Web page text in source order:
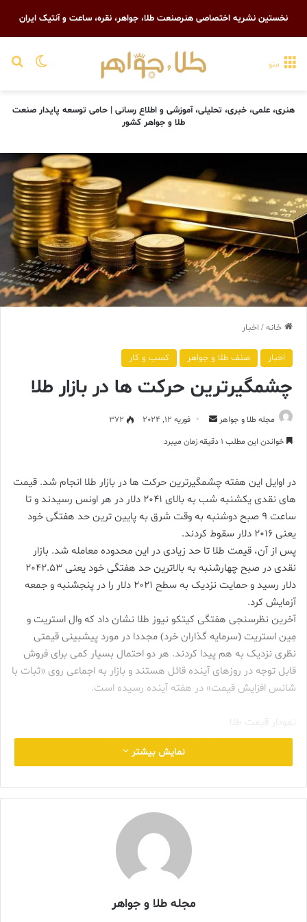
نخستین نشریه اختصاصی هنرصنعت طلا، جواهر، نقره، ساعت و آنتیک ایران
تغییر منو
هنری، علمی، خبری، تحلیلی، آموزشی و اطلاع رسانی | حامی توسعه پایدار صنعت
طلا و جواهر کشور
خانه/ اخبار
اخبار صنف طلا و جواهر کسب و کار
چشمگیرترین حرکت ها در بازار طلا
مجله طلا و جواهر
ارسال فوریه 12, 2024
372
خواندن این مطلب 1 دقیقه زمان میبرد
در اوایل این هفته چشمگیرترین حرکت ها در بازار طلا انجام شد. قیمت
های نقدی یکشنبه شب به بالای 2041 دلار در هر اونس رسیدند و تا
ساعت 9 صبح دوشنبه به وقت شرق به پایین ترین حد هفتگی خود
یعنی 2016 دلار سقوط کردند.
پس از آن، قیمت طلا تا حد زیادی در این محدوده معامله شد. بازار
نقدی در صبح چهارشنبه به بالاترین حد هفتگی خود یعنی 2042.53
دلار رسید و حمایت نزدیک به سطح 2021 دلار را در پنجشنبه و جمعه
آزمایش کرد.
آخرین نظرسنجی هفتگی کیتکو نیوز طلا نشان داد که وال استریت و
مِین استریت (سرمایه گذاران خرد) مجددا در مورد پیشبینی قیمتی
نظری نزدیک به هم پیدا کردند. هر دو احتمال بسیار کمی برای فروش
قابل توجه در روزهای آینده قائل هستند و بازار به اجماعی روی «ثبات با
شانس افزایش قیمت» در هفته آینده رسیده است.
نمودار قیمت طلا
پیش بینی قیمت طلا در نظرسنجی هفتگی کیتکو
این هفته، 12 تحلیلگر در نظرسنجی طلای کیتکو نیوز شرکت کردند و به
طلا را در کوتاه مدت کاهش داده است. چهار کارشناس یا 42 درصد
حالی که تنها یک تحلیلگر به نمایندگی از 8 درصد کاهش قیمت را پیش
بینی کرد. شش کارشناس، یعنی نیمی از افراد مورد بررسی، انتظار
داشتند که قیمت طلا در هفته آینده در محدوده فعلی نوسان کند.
نمایش بیشتر
مجله طلا و جواهر